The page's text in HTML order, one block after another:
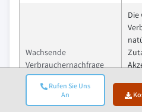
Rufen Sie Uns
An
Wachsende
Verbrauchernachfrage
nach natürlichen &
transparenten
Zutatenlisten
Die